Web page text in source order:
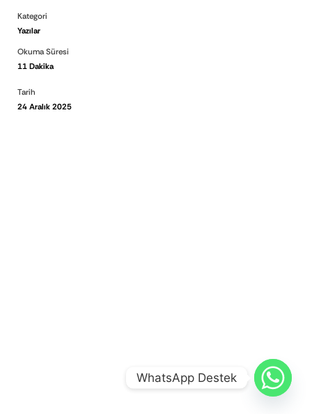
Kategori
Yazılar
Okuma Süresi
11 Dakika
Tarih
24 Aralık 2025
WhatsApp Destek